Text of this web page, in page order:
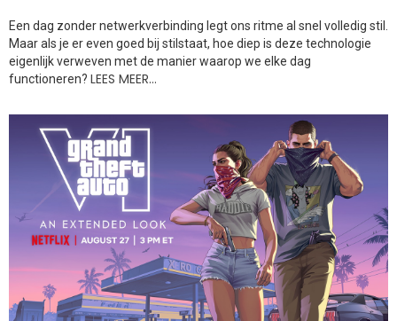
Een dag zonder netwerkverbinding legt ons ritme al snel volledig stil.
Maar als je er even goed bij stilstaat, hoe diep is deze technologie
eigenlijk verweven met de manier waarop we elke dag
functioneren? LEES MEER…